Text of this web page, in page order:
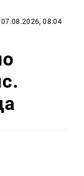
07.08.2026, 08:04